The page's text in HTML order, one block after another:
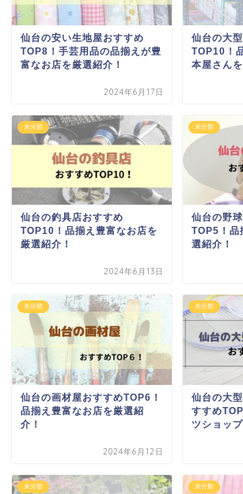
仙台の安い生地屋おすすめ
TOP8！手芸用品の品揃えが豊
富なお店を厳選紹介！
2024年6月17日
仙台の大
TOP10！
本屋さん
未分類
仙台の釣具店おすすめ
TOP10！品揃え豊富なお店を
厳選紹介！
2024年6月13日
未分類
仙台の野
TOP5！品
選紹介！
未分類
仙台の画材屋おすすめTOP6！
品揃え豊富なお店を厳選紹
介！
2024年6月12日
未分類
仙台の大
すすめ
ツショッ
未分類 未分類